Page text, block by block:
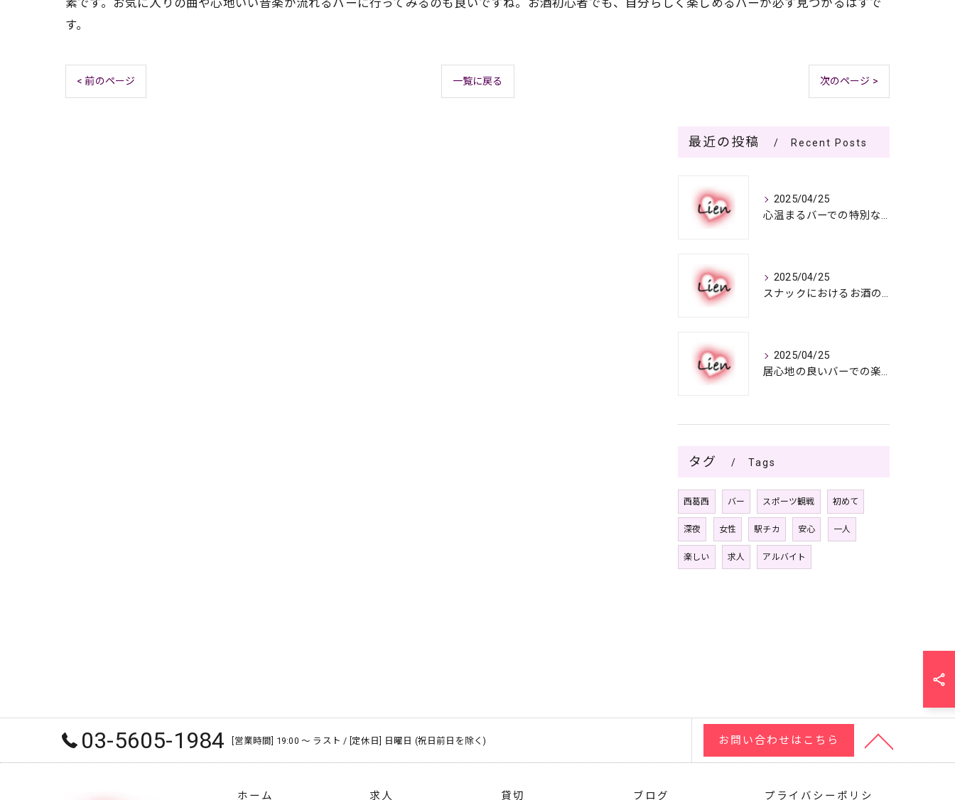
素です。お気に入りの曲や心地いい音楽が流れるバーに行ってみるのも良いですね。お酒初心者でも、自分らしく楽しめるバーが必ず見つかるはずで
す。
< 前のページ 一覧に戻る 次のページ >
最近の投稿 Recent Posts
2025/04/25
心温まるバーでの特別なひととき
2025/04/25
スナックにおけるお酒の多彩さと楽しみ方
2025/04/25
居心地の良いバーでの楽しみ方
タグ Tags
西葛西 バー スポーツ観戦 初めて
深夜 女性 駅チカ 安心 一人
楽しい 求人 アルバイト
03-5605-1984 [営業時間] 19:00 ～ ラスト / [定休日] 日曜日 (祝日前日を除く) お問い合わせはこちら
ホーム 求人 貸切 ブログ プライバシーポリシ